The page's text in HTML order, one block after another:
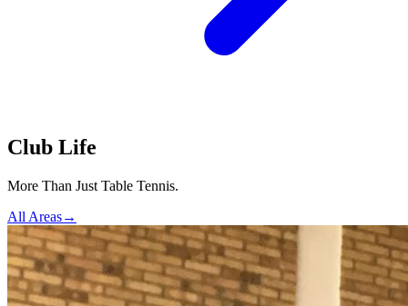
Club Life
More Than Just Table Tennis.
All Areas→